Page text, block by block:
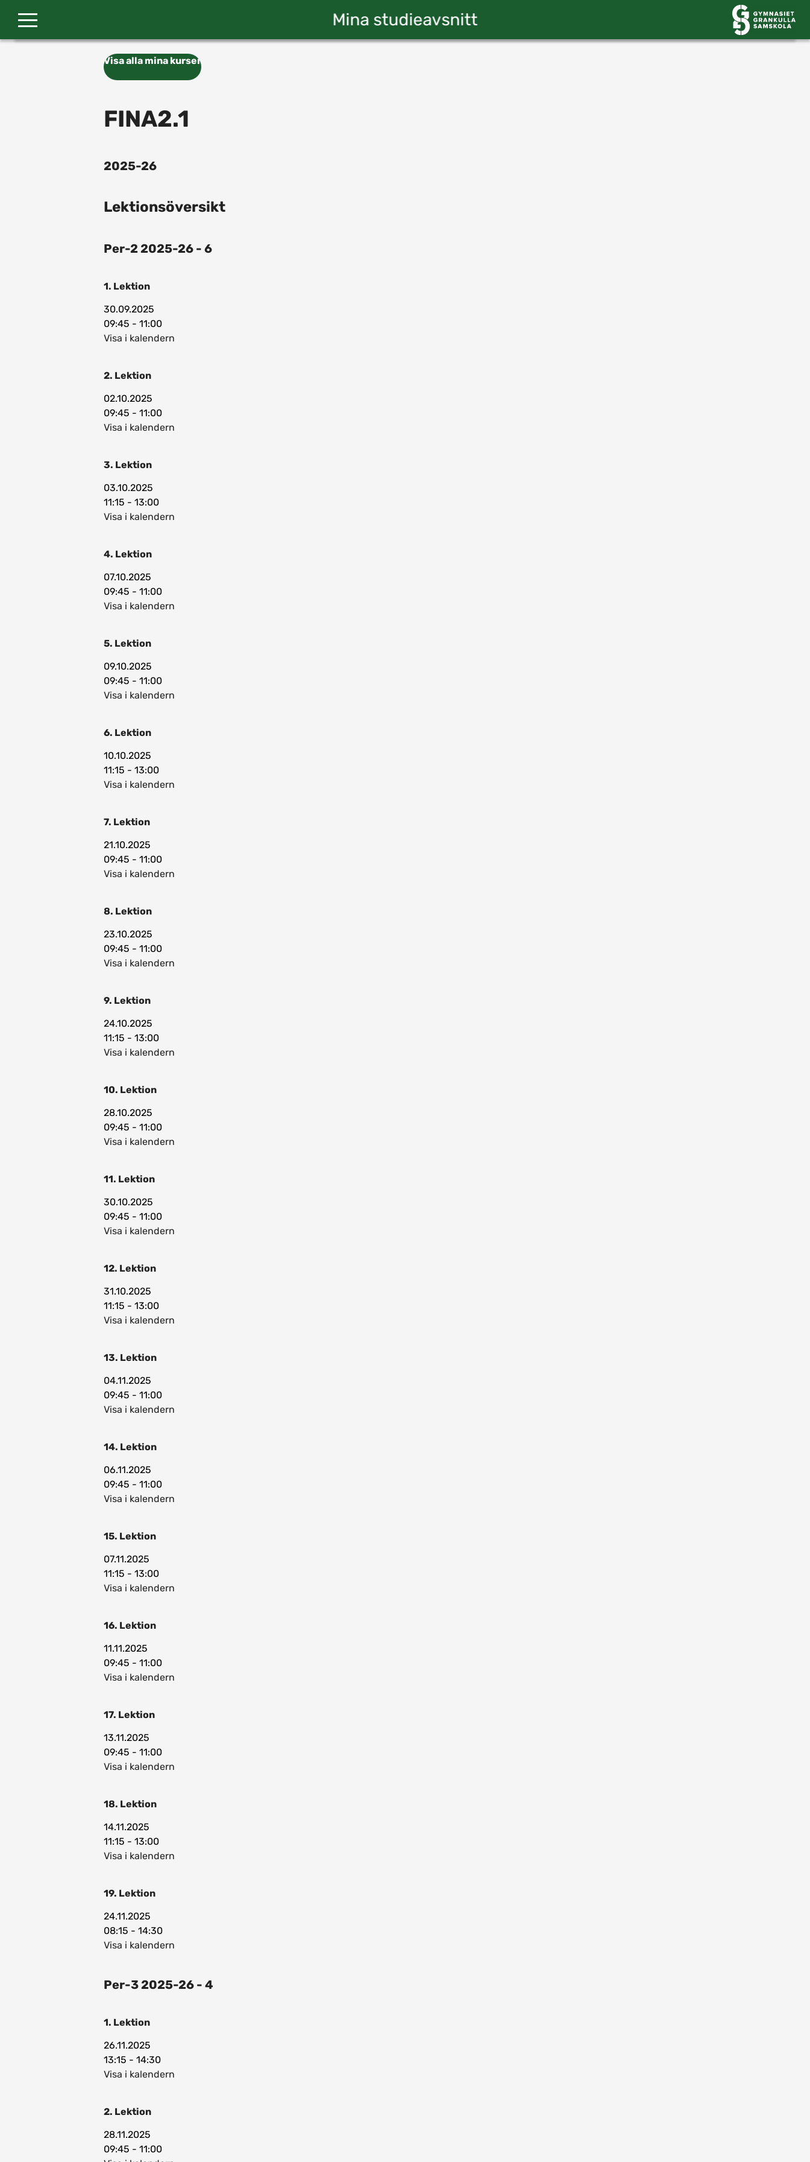
Mina studieavsnitt
Visa alla mina kurser
FINA2.1
2025-26
Lektionsöversikt
Per-2 2025-26 - 6
1. Lektion
30.09.2025
09:45 - 11:00
Visa i kalendern
2. Lektion
02.10.2025
09:45 - 11:00
Visa i kalendern
3. Lektion
03.10.2025
11:15 - 13:00
Visa i kalendern
4. Lektion
07.10.2025
09:45 - 11:00
Visa i kalendern
5. Lektion
09.10.2025
09:45 - 11:00
Visa i kalendern
6. Lektion
10.10.2025
11:15 - 13:00
Visa i kalendern
7. Lektion
21.10.2025
09:45 - 11:00
Visa i kalendern
8. Lektion
23.10.2025
09:45 - 11:00
Visa i kalendern
9. Lektion
24.10.2025
11:15 - 13:00
Visa i kalendern
10. Lektion
28.10.2025
09:45 - 11:00
Visa i kalendern
11. Lektion
30.10.2025
09:45 - 11:00
Visa i kalendern
12. Lektion
31.10.2025
11:15 - 13:00
Visa i kalendern
13. Lektion
04.11.2025
09:45 - 11:00
Visa i kalendern
14. Lektion
06.11.2025
09:45 - 11:00
Visa i kalendern
15. Lektion
07.11.2025
11:15 - 13:00
Visa i kalendern
16. Lektion
11.11.2025
09:45 - 11:00
Visa i kalendern
17. Lektion
13.11.2025
09:45 - 11:00
Visa i kalendern
18. Lektion
14.11.2025
11:15 - 13:00
Visa i kalendern
19. Lektion
24.11.2025
08:15 - 14:30
Visa i kalendern
Per-3 2025-26 - 4
1. Lektion
26.11.2025
13:15 - 14:30
Visa i kalendern
2. Lektion
28.11.2025
09:45 - 11:00